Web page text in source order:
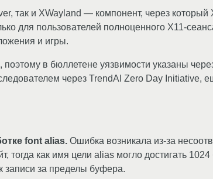
так и XWayland — компонент, через
для пользователей полноценного X11-
и игры.
в бюллетене уязвимости указаны
через TrendAI Zero Day Initiative,
font alias. Ошибка возникала из-за
тогда как имя цели alias могло достигать
записи за пределы буфера.